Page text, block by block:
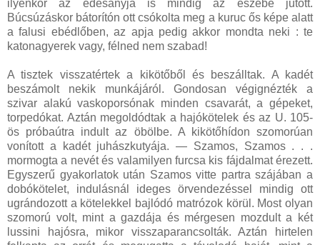
ilyenkor az édesanyja is mindig az eszébe jutott.
Búcsúzáskor bátorítón ott csókolta meg a kuruc ős képe alatt
a falusi ebédlőben, az apja pedig akkor mondta neki : te
katonagyerek vagy, félned nem szabad!
A tisztek visszatértek a kikötőből és beszálltak. A kadét
beszámolt nekik munkájáról. Gondosan végignézték a
szivar alakú vaskoporsónak minden csavarát, a gépeket,
torpedókat. Aztán megoldódtak a hajókötelek és az U. 105-
ös próbaútra indult az öbölbe. A kikötőhídon szomorúan
vonított a kadét juhászkutyája. — Szamos, Szamos . . .
mormogta a nevét és valamilyen furcsa kis fájdalmat érezett.
Egyszerű gyakorlatok után Szamos vitte partra szájában a
dobókötelet, indulásnál ideges örvendezéssel mindig ott
ugrándozott a kötelekkel bajlódó matrózok körül. Most olyan
szomorú volt, mint a gazdája és mérgesen mozdult a két
lussini hajósra, mikor visszaparancsolták. Aztán hirtelen